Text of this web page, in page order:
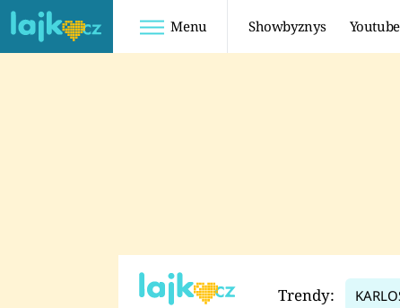
Menu Showbyznys
TADEÁŠ KUBĚNKA
DATEL
Trendy: